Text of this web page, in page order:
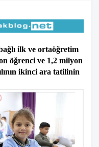
ilk ve ortaöğretim
öğrenci ve 1,2 milyon
ikinci ara tatilinin